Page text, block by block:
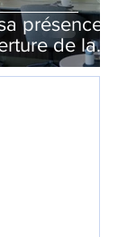
présence à
de la
second